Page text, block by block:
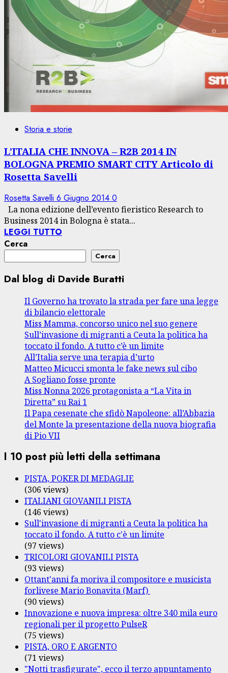
Storia e storie
L’ITALIA CHE INNOVA – R2B 2014 IN
BOLOGNA PREMIO SMART CITY Articolo di
Rosetta Savelli
Rosetta Savelli 6 Giugno 2014 0
La nona edizione dell’evento fieristico Research to
Business 2014 in Bologna è stata...
LEGGI TUTTO
Cerca
Cerca
Dal blog di Davide Buratti
Il Governo ha trovato la strada per fare una legge
di bilancio elettorale
Miss Mamma, concorso unico nel suo genere
Sull’invasione di migranti a Ceuta la politica ha
toccato il fondo. A tutto c’è un limite
All’Italia serve una terapia d’urto
Matteo Micucci smonta le fake news sul cibo
A Sogliano fosse pronte
Miss Nonna 2026 protagonista a “La Vita in
Diretta” su Rai 1
Il Papa cesenate che sfidò Napoleone: all’Abbazia
del Monte la presentazione della nuova biografia
di Pio VII
I 10 post più letti della settimana
PISTA, POKER DI MEDAGLIE
(306 views)
ITALIANI GIOVANILI PISTA
(146 views)
Sull'invasione di migranti a Ceuta la politica ha
toccato il fondo. A tutto c'è un limite
(97 views)
TRICOLORI GIOVANILI PISTA
(93 views)
Ottant'anni fa moriva il compositore e musicista
forlivese Mario Bonavita (Marf)
(90 views)
Innovazione e nuova impresa: oltre 340 mila euro
regionali per il progetto PulseR
(75 views)
PISTA, ORO E ARGENTO
(71 views)
"Notti trasfigurate", ecco il terzo appuntamento